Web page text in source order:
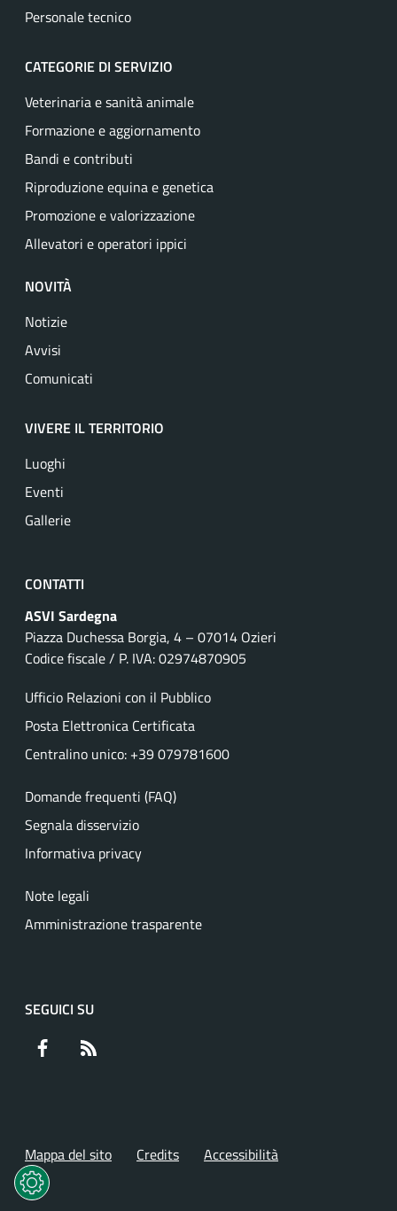
Personale tecnico
CATEGORIE DI SERVIZIO
Veterinaria e sanità animale
Formazione e aggiornamento
Bandi e contributi
Riproduzione equina e genetica
Promozione e valorizzazione
Allevatori e operatori ippici
NOVITÀ
Notizie
Avvisi
Comunicati
VIVERE IL TERRITORIO
Luoghi
Eventi
Gallerie
CONTATTI
ASVI Sardegna
Piazza Duchessa Borgia, 4 – 07014 Ozieri
Codice fiscale / P. IVA: 02974870905
Ufficio Relazioni con il Pubblico
Posta Elettronica Certificata
Centralino unico: +39 079781600
Domande frequenti (FAQ)
Segnala disservizio
Informativa privacy
Note legali
Amministrazione trasparente
SEGUICI SU
Facebook
Mappa del sito Credits Accessibilità